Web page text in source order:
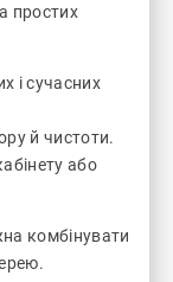
простих
і сучасних
й чистоти.
або
комбінувати